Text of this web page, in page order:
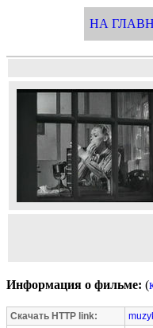
НА
Информация о фильме: (
Скачать HTTP link: